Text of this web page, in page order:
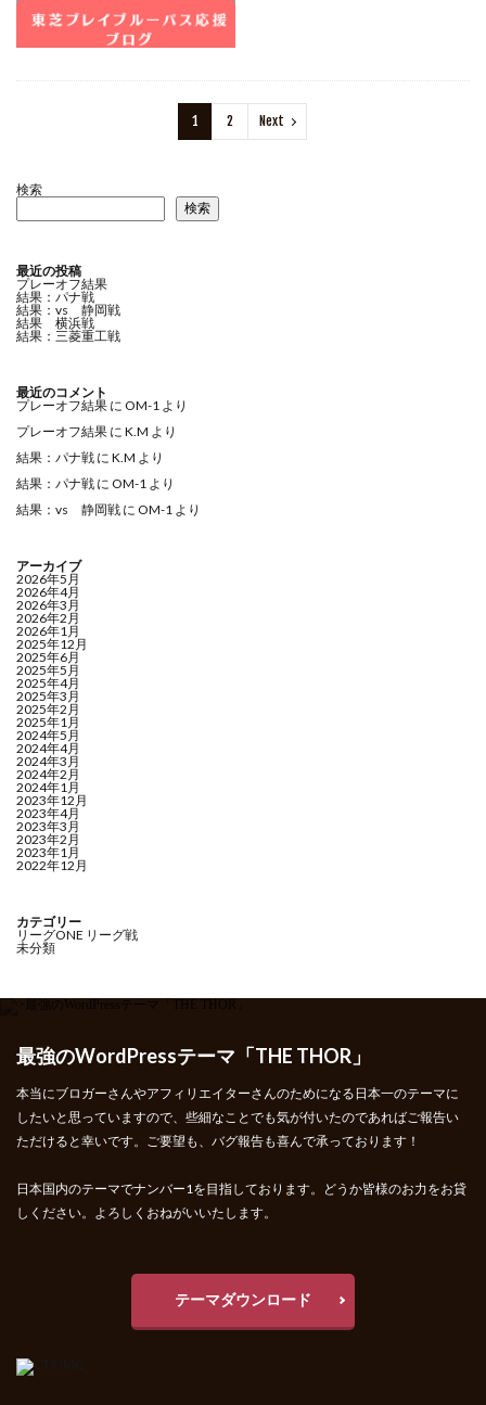
1 2 Next
検索
検索
最近の投稿
プレーオフ結果
結果：パナ戦
結果：vs 静岡戦
結果 横浜戦
結果：三菱重工戦
最近のコメント
プレーオフ結果 に OM-1 より
プレーオフ結果 に K.M より
結果：パナ戦 に K.M より
結果：パナ戦 に OM-1 より
結果：vs 静岡戦 に OM-1 より
アーカイブ
2026年5月
2026年4月
2026年3月
2026年2月
2026年1月
2025年12月
2025年6月
2025年5月
2025年4月
2025年3月
2025年2月
2025年1月
2024年5月
2024年4月
2024年3月
2024年2月
2024年1月
2023年12月
2023年4月
2023年3月
2023年2月
2023年1月
2022年12月
カテゴリー
リーグONE リーグ戦
未分類
最強のWordPressテーマ「THE THOR」
本当にブロガーさんやアフィリエイターさんのためになる日本一のテーマに
したいと思っていますので、些細なことでも気が付いたのであればご報告い
ただけると幸いです。ご要望も、バグ報告も喜んで承っております！
日本国内のテーマでナンバー1を目指しております。どうか皆様のお力をお貸
しください。よろしくおねがいいたします。
テーマダウンロード